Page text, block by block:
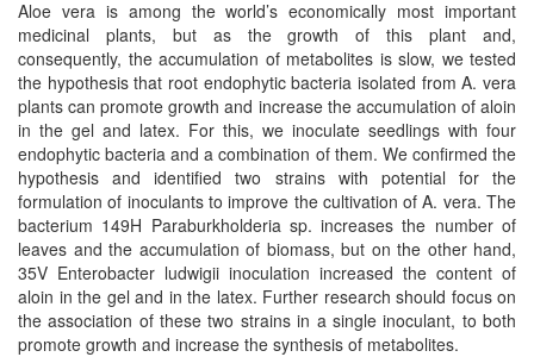
Aloe vera is among the world’s economically most important
medicinal plants, but as the growth of this plant and,
consequently, the accumulation of metabolites is slow, we tested
the hypothesis that root endophytic bacteria isolated from A. vera
plants can promote growth and increase the accumulation of aloin
in the gel and latex. For this, we inoculate seedlings with four
endophytic bacteria and a combination of them. We confirmed the
hypothesis and identified two strains with potential for the
formulation of inoculants to improve the cultivation of A. vera. The
bacterium 149H Paraburkholderia sp. increases the number of
leaves and the accumulation of biomass, but on the other hand,
35V Enterobacter ludwigii inoculation increased the content of
aloin in the gel and in the latex. Further research should focus on
the association of these two strains in a single inoculant, to both
promote growth and increase the synthesis of metabolites.